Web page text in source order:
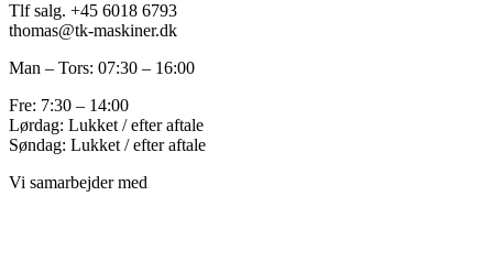
Tlf salg. +45 6018 6793
thomas@tk-maskiner.dk
Man – Tors: 07:30 – 16:00
Fre: 7:30 – 14:00
Lørdag: Lukket / efter aftale
Søndag: Lukket / efter aftale
Vi samarbejder med